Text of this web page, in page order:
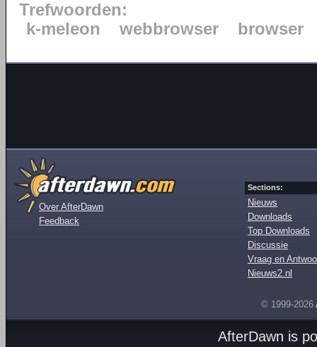
Trefwoorden:
k-meleon
webbrowser browser
Over AfterDawn
Feedback
Sections:
Nieuws
Downloads
Top Downloads
Discussie
Vraag en
Nieuws2.nl
© 1999-2026
AfterDawn is